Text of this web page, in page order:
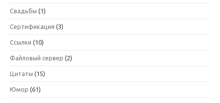
Свадьбы (1)
Сертификация (3)
Ссылки (10)
Файловый сервер (2)
Цитаты (15)
Юмор (61)